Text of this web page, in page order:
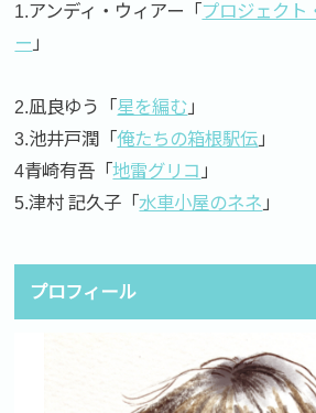
1.アンディ・ウィアー「プロジェクト
ー 」
2.凪良ゆう「星を編む 」
3.池井戸潤「俺たちの箱根駅伝 」
4青崎有吾「地雷グリコ 」
5.津村 記久子「水車小屋のネネ 」
プロフィール